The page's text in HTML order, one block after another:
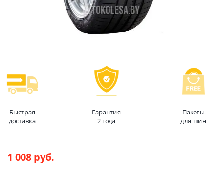
Быстрая
доставка
Гарантия
2 года
Пакеты
для шин
1 008 руб.